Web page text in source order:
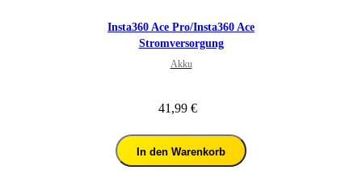
Insta360 Ace Pro/Insta360 Ace
Stromversorgung
Akku
41,99 €
In den Warenkorb